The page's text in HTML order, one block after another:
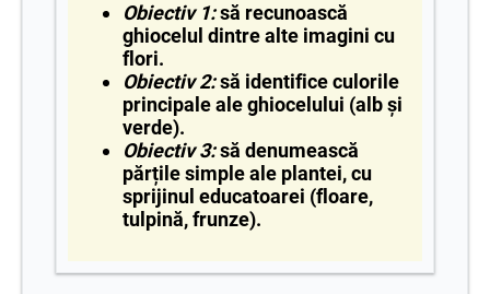
Obiectiv 1:să recunoască
ghiocelul dintre alte imagini cu
flori.
Obiectiv 2:să identifice culorile
principale ale ghiocelului (alb și
verde).
Obiectiv 3:să denumească
părțile simple ale plantei, cu
sprijinul educatoarei (floare,
tulpină, frunze).